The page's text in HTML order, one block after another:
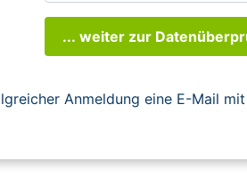
... weiter zur
Anmeldung eine E-Mail